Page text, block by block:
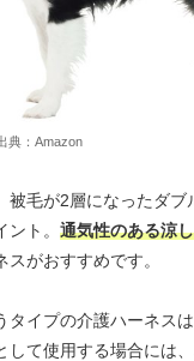
典：Amazon
被毛が2層になったダブ
ト。 通気性のある涼
がおすすめです。
タイプの介護ハーネス
して使用する場合には